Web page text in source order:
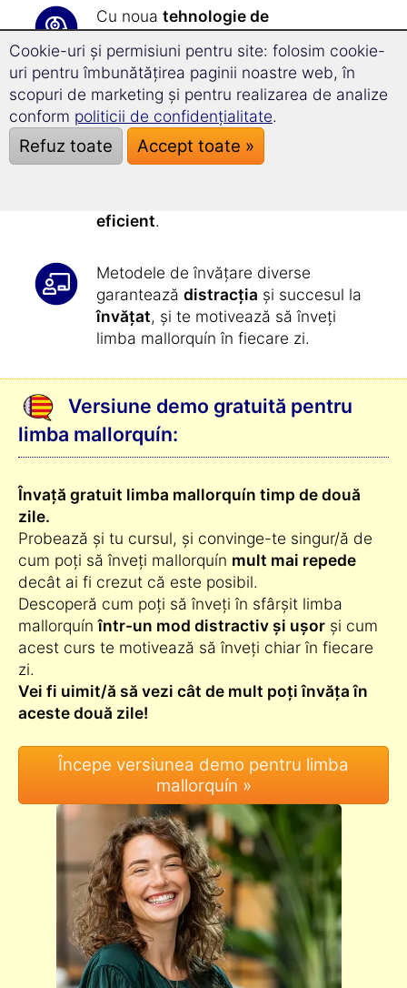
Cu noua tehnologie de
Superînvățare avansezi cu 31,8 %
mai repede și vei putea să te
concentrezi mai bine.
Toate exercițiile ți se vor oferi cu
exactitate de către software-ul
eficient.
Metodele de învățare diverse
garantează distracția și succesul la
învățat, și te motivează să înveți
limba mallorquín în fiecare zi.
Versiune demo gratuită pentru
limba mallorquín:
Învață gratuit limba mallorquín timp de două
zile.
Probează și tu cursul, și convinge-te singur/ă de
cum poți să înveți mallorquín mult mai repede
decât ai fi crezut că este posibil.
Descoperă cum poți să înveți în sfârșit limba
mallorquínîntr-un mod distractiv și ușor și cum
acest curs te motivează să înveți chiar în fiecare
zi.
Vei fi uimit/ă să vezi cât de mult poți învăța în
aceste două zile!
Cookie-uri și permisiuni pentru site: folosim cookie-
uri pentru îmbunătățirea paginii noastre web, în
scopuri de marketing și pentru realizarea de analize
conform politicii de confidențialitate.
Refuz toate Accept toate »